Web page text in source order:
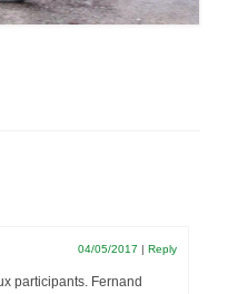
04/05/2017 | Reply
participants. Fernand